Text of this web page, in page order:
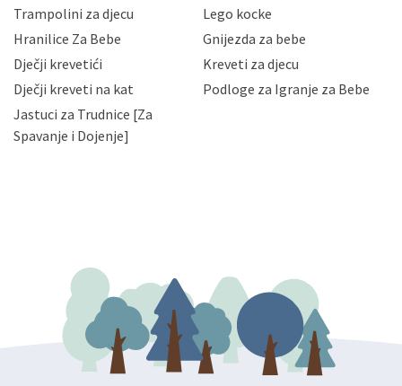
zaposlenicima kojima su isti potrebni radi provedbe
slučajevima koji su dozvoljeni zakonima. Napominjemo
da možete u svako doba, u potpunosti ili djelomice,
zatražiti prestanak aktivnosti obrade Vaših osobnih
podataka. Opoziv privole možete podnijeti poštom na
gore navedenu adresu ili e-mailom na adresu:
Trampolini za djecu
Lego kocke
Hranilice Za Bebe
Gnijezda za bebe
Dječji krevetići
Kreveti za djecu
Dječji kreveti na kat
Podloge za Igranje za Bebe
Jastuci za Trudnice [Za
Spavanje i Dojenje]